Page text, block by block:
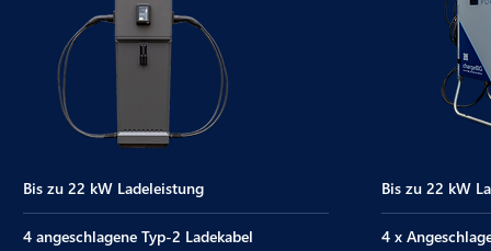
Bis zu 22 kW Ladeleistung
4 angeschlagene Typ-2 Ladekabel
Bis zu 22 kW
4 x